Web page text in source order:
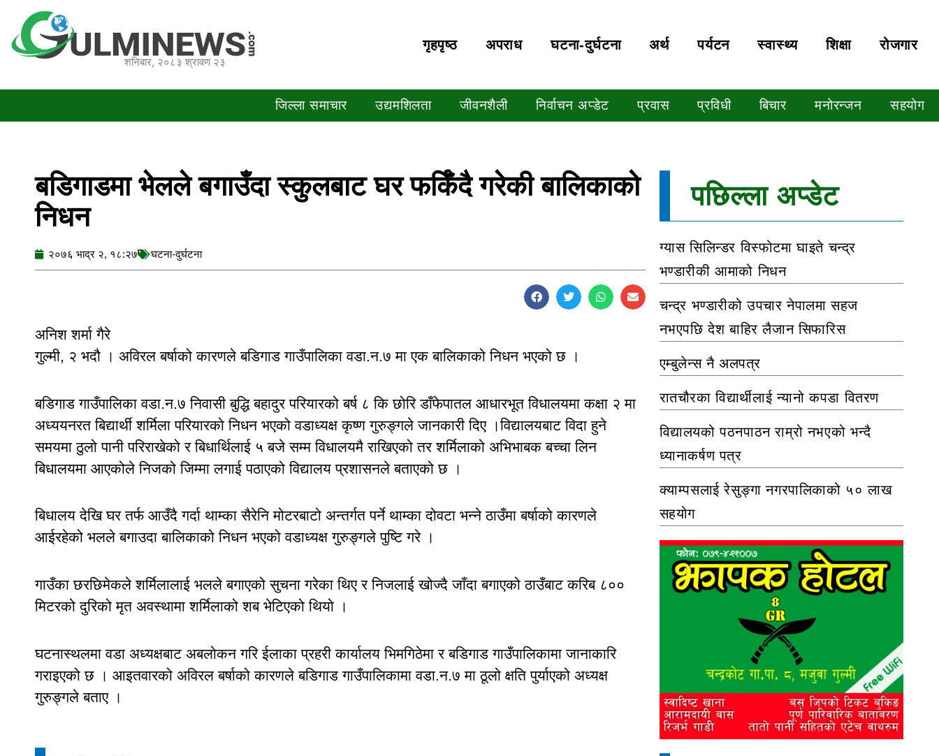
content
शनिबार, २०८३ श्रावण २३
गृहपृष्‍ठ अपराध घटना-दुर्घटना अर्थ पर्यटन स्वास्थ्य शिक्षा रोजगार
जिल्ला समाचार उद्यमशिलता जीवनशैली निर्वाचन अप्डेट प्रवास प्रविधी बिचार मनोरन्जन सहयोग
बडिगाडमा भेलले बगाउँदा स्कुलबाट घर फर्किँदै गरेकी बालिकाको
निधन
२०७६ भाद्र २, १८:२७ घटना-दुर्घटना
अनिश शर्मा गैरे
गुल्मी, २ भदौ । अविरल बर्षाको कारणले बडिगाड गाउँपालिका वडा.न.७ मा एक बालिकाको निधन भएको छ ।
बडिगाड गाउँपालिका वडा.न.७ निवासी बुद्धि बहादुर परियारको बर्ष ८ कि छोरि डाँफेपातल आधारभूत विधालयमा कक्षा २ मा
अध्ययनरत बिद्यार्थी शर्मिला परियारको निधन भएको वडाध्यक्ष कृष्ण गुरुङ्गले जानकारी दिए ।विद्यालयबाट विदा हुने
समयमा ठुलो पानी परिराखेको र बिधार्थिलाई ५ बजे सम्म विधालयमै राखिएको तर शर्मिलाको अभिभाबक बच्चा लिन
बिधालयमा आएकोले निजको जिम्मा लगाई पठाएको विद्यालय प्रशासनले बताएको छ ।
बिधालय देखि घर तर्फ आउँदै गर्दा थाम्का सैरेनि मोटरबाटो अन्तर्गत पर्ने थाम्का दोवटा भन्ने ठाउँमा बर्षाको कारणले
आईरहेको भलले बगाउदा बालिकाको निधन भएको वडाध्यक्ष गुरुङ्गले पुष्टि गरे ।
गाउँका छरछिमेकले शर्मिलालाई भलले बगाएको सुचना गरेका थिए र निजलाई खोज्दै जाँदा बगाएको ठाउँबाट करिब ८००
मिटरको दुरिको मृत अवस्थामा शर्मिलाको शब भेटिएको थियो ।
घटनास्थलमा वडा अध्यक्षबाट अबलोकन गरि ईलाका प्रहरी कार्यालय भिमगिठेमा र बडिगाड गाउँपालिकामा जानाकारि
गराइएको छ । आइतवारको अविरल बर्षाको कारणले बडिगाड गाउँपालिकामा वडा.न.७ मा ठूलो क्षति पुर्याएको अध्यक्ष
गुरुङ्गले बताए ।
पछिल्ला अप्डेट
ग्यास सिलिन्डर विस्फोटमा घाइते चन्द्र
भण्डारीकी आमाको निधन
चन्द्र भण्डारीको उपचार नेपालमा सहज
नभएपछि देश बाहिर लैजान सिफारिस
एम्बुलेन्स नै अलपत्र
रातचौरका विद्यार्थीलाई न्यानो कपडा वितरण
विद्यालयको पठनपाठन राम्रो नभएको भन्दै
ध्यानाकर्षण पत्र
क्याम्पसलाई रेसुङ्गा नगरपालिकाको ५० लाख
सहयोग